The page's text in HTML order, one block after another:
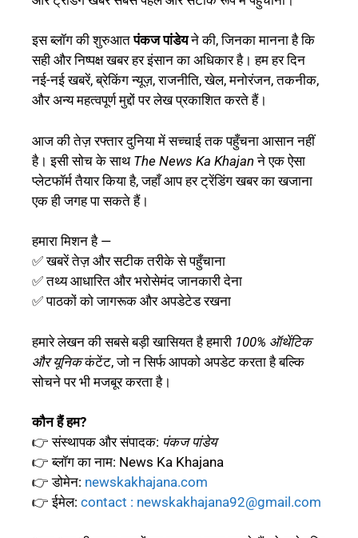
इस ब्लॉग की शुरुआतपंकज पांडेयने की, जिनका मानना है कि
सही और निष्पक्ष खबर हर इंसान का अधिकार है। हम हर दिन
नई-नई खबरें, ब्रेकिंग न्यूज़, राजनीति, खेल, मनोरंजन, तकनीक,
और अन्य महत्वपूर्ण मुद्दों पर लेख प्रकाशित करते हैं।
आज की तेज़ रफ्तार दुनिया में सच्चाई तक पहुँचना आसान नहीं
है। इसी सोच के साथ The News Ka Khajanने एक ऐसा
प्लेटफॉर्म तैयार किया है, जहाँ आप हर ट्रेंडिंग खबर का खजाना
एक ही जगह पा सकते हैं।
हमारा मिशन है —
✅ खबरें तेज़ और सटीक तरीके से पहुँचाना
✅ तथ्य आधारित और भरोसेमंद जानकारी देना
✅ पाठकों को जागरूक और अपडेटेड रखना
हमारे लेखन की सबसे बड़ी खासियत है हमारी 100% ऑथेंटिक
और यूनिककंटेंट, जो न सिर्फ आपको अपडेट करता है बल्कि
सोचने पर भी मजबूर करता है।
कौन हैं हम?
👉 संस्थापक और संपादक: पंकज पांडेय
👉 ब्लॉग का नाम: News Ka Khajana
👉 डोमेन: newskakhajana.com
👉 ईमेल: contact : newskakhajana92@gmail.com